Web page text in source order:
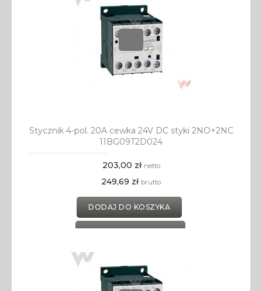
Stycznik 4-pol. 20A cewka 24V DC styki 2NO+2NC
11BG09T2D024
203,00 zł netto
249,69 zł brutto
DODAJ DO KOSZYKA
DODAJ DO SCHOWKA